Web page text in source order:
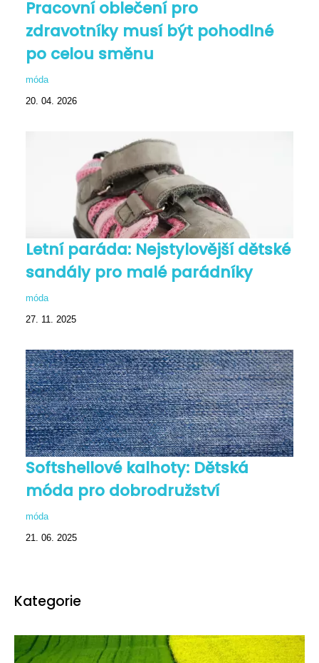
Pracovní oblečení pro
zdravotníky musí být pohodlné
po celou směnu
móda
20. 04. 2026
Letní paráda: Nejstylovější dětské
sandály pro malé parádníky
móda
27. 11. 2025
Softshellové kalhoty: Dětská
móda pro dobrodružství
móda
21. 06. 2025
Kategorie